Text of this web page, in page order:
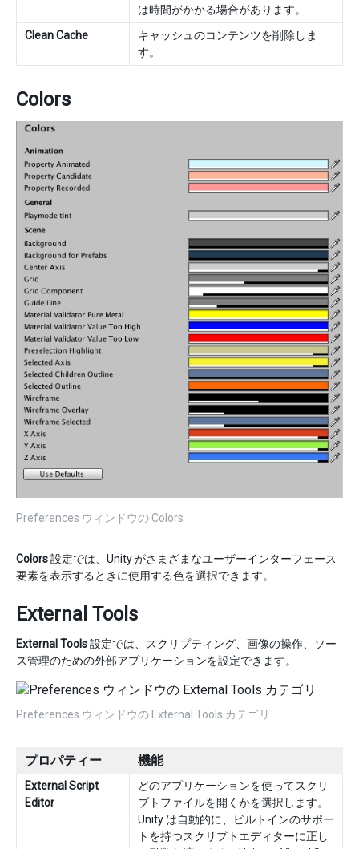
は時間がかかる場合があります。
Clean Cache
キャッシュのコンテンツを削除しま
す。
Colors
Preferences ウィンドウの Colors
Colors設定では、Unity がさまざまなユーザーインターフェース
要素を表示するときに使用する色を選択できます。
External Tools
External Tools設定では、スクリプティング、画像の操作、ソー
ス管理のための外部アプリケーションを設定できます。
Preferences ウィンドウの External Tools カテゴリ
プロパティー 機能
External Script
Editor
どのアプリケーションを使ってスクリ
プトファイルを開くかを選択します。
Unity は自動的に、ビルトインのサポー
トを持つスクリプトエディターに正し